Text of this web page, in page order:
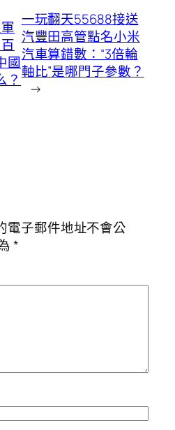
國
？
一玩翻天55688接送
汽豐田高管點名小米
汽車算錯數：“3倍輪
軸比”是哪門子參數？
→
電子郵件地址不會公
*